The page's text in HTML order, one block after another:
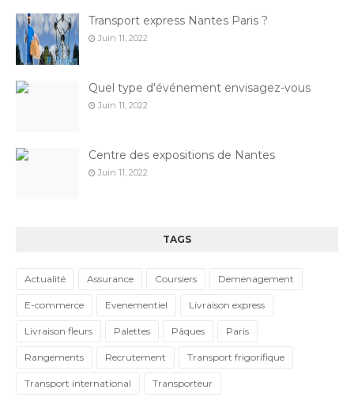
Transport express Nantes Paris ?
Juin 11, 2022
Quel type d'événement envisagez-vous
Juin 11, 2022
Centre des expositions de Nantes
Juin 11, 2022
TAGS
Actualité Assurance Coursiers Demenagement
E-commerce Evenementiel Livraison express
Livraison fleurs Palettes Pâques Paris
Rangements Recrutement Transport frigorifique
Transport international Transporteur